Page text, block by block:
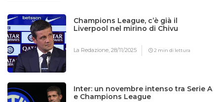
Champions League, c’è già il
Liverpool nel mirino di Chivu
La Redazione,28/11/2025 2 min di lettura
Inter: un novembre intenso tra Serie A
e Champions League